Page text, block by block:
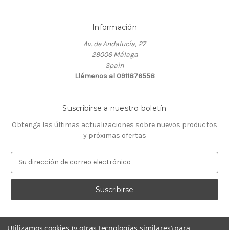
Información
Av. de Andalucía, 27
29006 Málaga
Spain
Llámenos al 0911876558
Suscribirse a nuestro boletín
Obtenga las últimas actualizaciones sobre nuevos productos
y próximas ofertas
r
c